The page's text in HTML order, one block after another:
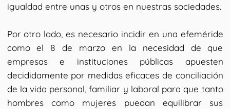
igualdad entre unas y otros en nuestras sociedades.
Por otro lado, es necesario incidir en una efeméride
como el 8 de marzo en la necesidad de que
empresas e instituciones públicas apuesten
decididamente por medidas eficaces de conciliación
de la vida personal, familiar y laboral para que tanto
hombres como mujeres puedan equilibrar sus